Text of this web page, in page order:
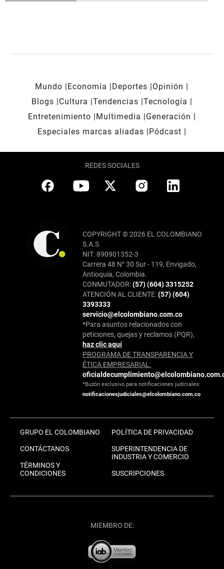
Mundo Economía Deportes
Opinión
Blogs
Cultura Tendencias Tecnología
Entretenimiento
Multimedia
Generación
Especiales marcas aliadas
Pódcast
REDES SOCIALES
COPYRIGHT © 2026 EL COLOMBIANO
S.A.S
NIT: 890901352-3
Carrera 48 N° 30 Sur - 119, Envigado,
Antioquia, Colombia.
CONMUTADOR:(57) (604) 3315252
ATENCIÓN AL CLIENTE:(57) (604)
3393333
servicio@elcolombiano.com.co
*Para asuntos relacionados con
peticiones, quejas y reclamos (PQR),
haz clic aquí
PROGRAMA DE TRANSPARENCIA Y
ÉTICA EMPRESARIAL:
*Buzón exclusivo para notificaciones judiciales:
notificacionesjudiciales@elcolombiano.com.co
GRUPO EL COLOMBIANO
CONTÁCTANOS
TÉRMINOS Y
CONDICIONES
POLÍTICA DE PRIVACIDAD
SUPERINTENDENCIA DE
INDUSTRIA Y COMERCIO
SUSCRIPCIONES
MIEMBRO DE: